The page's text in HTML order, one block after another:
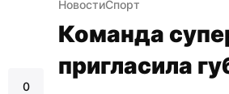
0
НовостиСпорт
Команда
пригласила